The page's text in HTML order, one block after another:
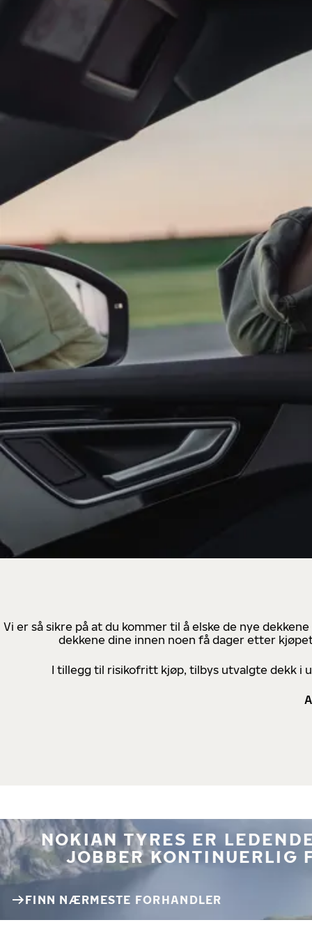
Vi er så sikre på at du kommer til å elske de nye
dekkene dine innen noen få dager etter
I tillegg til risikofritt kjøp, tilbys utvalgte dekk i
NOKIAN TYRES ER
JOBBER KONTINUERLIG
FINN NÆRMESTE FORHANDLER